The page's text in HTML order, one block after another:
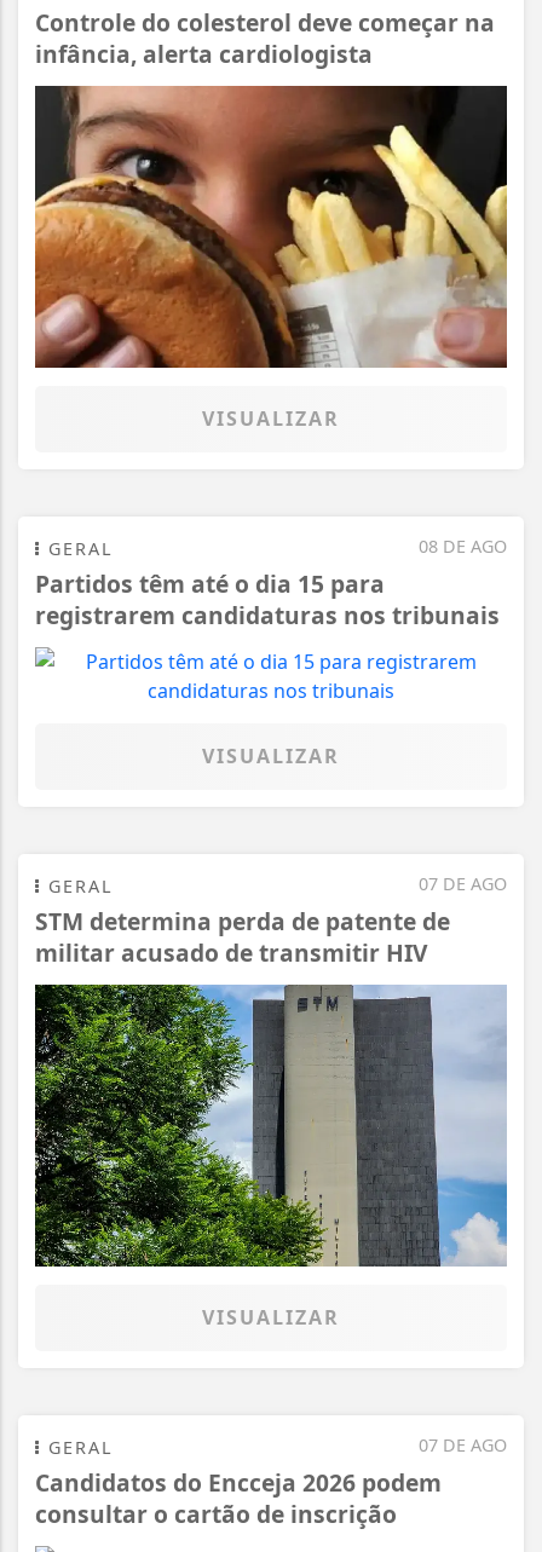
Controle do colesterol deve começar na
infância, alerta cardiologista
VISUALIZAR
08 DE AGO
GERAL
Partidos têm até o dia 15 para
registrarem candidaturas nos tribunais
VISUALIZAR
07 DE AGO
GERAL
STM determina perda de patente de
militar acusado de transmitir HIV
VISUALIZAR
07 DE AGO
GERAL
Candidatos do Encceja 2026 podem
consultar o cartão de inscrição